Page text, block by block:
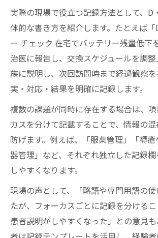
実際の現場で役立つ記録方法として、D
体的な書き方を紹介します。たとえば
ー チェック 在宅でバッテリー残量低下
治医に報告し、交換スケジュールを調
族に説明し、次回訪問時まで経過観察
実・対応・結果を明確に記録します。
複数の課題が同時に存在する場合は、
カスを分けて記載することで、情報の
防げます。例えば、「服薬管理」「褥
器管理」など、それぞれ独立した記録
しやすくなります。
現場の声として、「略語や専門用語の
たが、フォーカスごとに記録を分ける
患者説明がしやすくなった」との意見